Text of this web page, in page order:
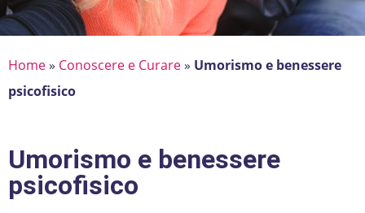
Home» Conoscere e Curare» Umorismo e benessere
psicofisico
Umorismo e benessere
psicofisico